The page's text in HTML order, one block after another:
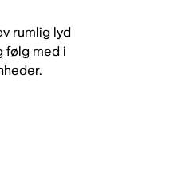
rumlig lyd
følg med i